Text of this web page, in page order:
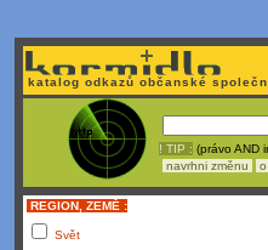
katalog odkazů občanské
! TIP : (právo AND
navrhni změnu
o
REGION, ZEMĚ :
Svět